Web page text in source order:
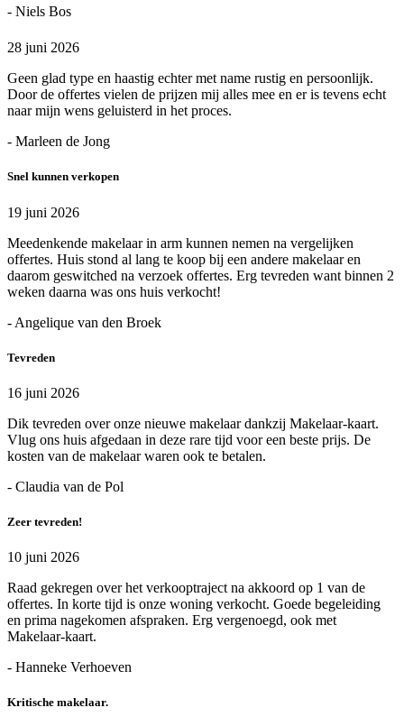
- Niels Bos
28 juni 2026
Geen glad type en haastig echter met name rustig en persoonlijk.
Door de offertes vielen de prijzen mij alles mee en er is tevens echt
naar mijn wens geluisterd in het proces.
- Marleen de Jong
Snel kunnen verkopen
19 juni 2026
Meedenkende makelaar in arm kunnen nemen na vergelijken
offertes. Huis stond al lang te koop bij een andere makelaar en
daarom geswitched na verzoek offertes. Erg tevreden want binnen 2
weken daarna was ons huis verkocht!
- Angelique van den Broek
Tevreden
16 juni 2026
Dik tevreden over onze nieuwe makelaar dankzij Makelaar-kaart.
Vlug ons huis afgedaan in deze rare tijd voor een beste prijs. De
kosten van de makelaar waren ook te betalen.
- Claudia van de Pol
Zeer tevreden!
10 juni 2026
Raad gekregen over het verkooptraject na akkoord op 1 van de
offertes. In korte tijd is onze woning verkocht. Goede begeleiding
en prima nagekomen afspraken. Erg vergenoegd, ook met
Makelaar-kaart.
- Hanneke Verhoeven
Kritische makelaar.